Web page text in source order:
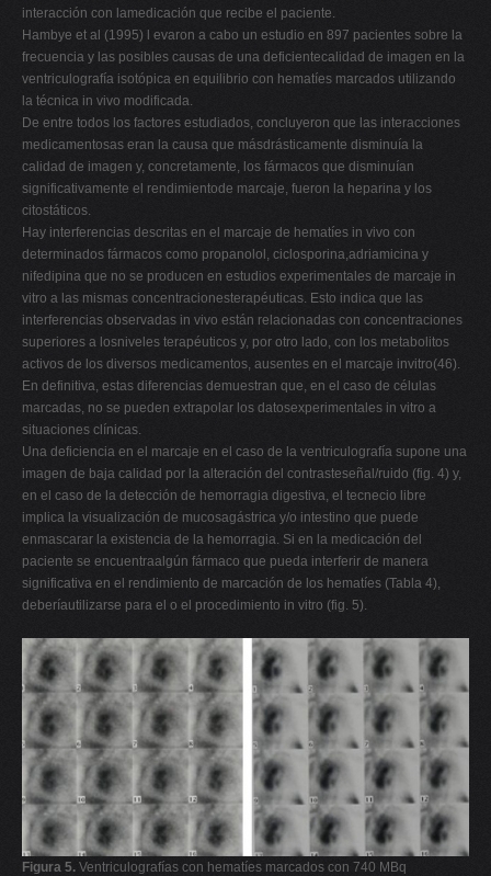
interacción con lamedicación que recibe el paciente.
Hambye et al (1995) l evaron a cabo un estudio en 897 pacientes sobre la
frecuencia y las posibles causas de una deficientecalidad de imagen en la
ventriculografía isotópica en equilibrio con hematíes marcados utilizando
la técnica in vivo modificada.
De entre todos los factores estudiados, concluyeron que las interacciones
medicamentosas eran la causa que másdrásticamente disminuía la
calidad de imagen y, concretamente, los fármacos que disminuían
significativamente el rendimientode marcaje, fueron la heparina y los
citostáticos.
Hay interferencias descritas en el marcaje de hematíes in vivo con
determinados fármacos como propanolol, ciclosporina,adriamicina y
nifedipina que no se producen en estudios experimentales de marcaje in
vitro a las mismas concentracionesterapéuticas. Esto indica que las
interferencias observadas in vivo están relacionadas con concentraciones
superiores a losniveles terapéuticos y, por otro lado, con los metabolitos
activos de los diversos medicamentos, ausentes en el marcaje invitro(46).
En definitiva, estas diferencias demuestran que, en el caso de células
marcadas, no se pueden extrapolar los datosexperimentales in vitro a
situaciones clínicas.
Una deficiencia en el marcaje en el caso de la ventriculografía supone una
imagen de baja calidad por la alteración del contrasteseñal/ruido (fig. 4) y,
en el caso de la detección de hemorragia digestiva, el tecnecio libre
implica la visualización de mucosagástrica y/o intestino que puede
enmascarar la existencia de la hemorragia. Si en la medicación del
paciente se encuentraalgún fármaco que pueda interferir de manera
significativa en el rendimiento de marcación de los hematíes (Tabla 4),
deberíautilizarse para el o el procedimiento in vitro (fig. 5).
Figura 5. Ventriculografías con hematíes marcados con 740 MBq